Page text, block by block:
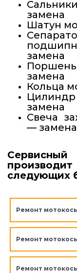
замена
Шатун
замена
замена
Кольца
Цилиндр
замена
Свеча
— замена
следующих
Ремонт
Ремонт
Ремонт